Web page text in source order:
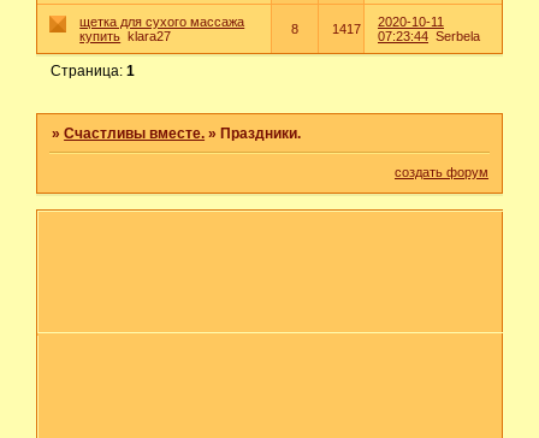
щетка для сухого массажа
купить klara27 8 1417
2020-10-11
07:23:44 Serbela
Страница:1
»Счастливы вместе. » Праздники.
создать форум